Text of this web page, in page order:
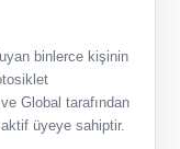
binlerce kişinin
Global tarafından
üyeye sahiptir.